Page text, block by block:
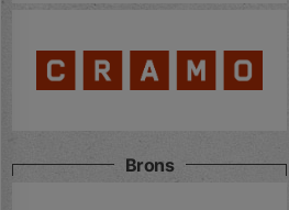
Brons